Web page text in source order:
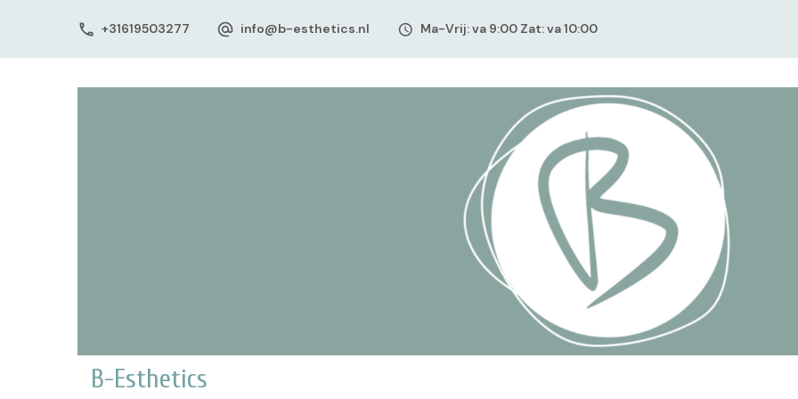
+31619503277 info@b-esthetics.nl Ma-Vrij: va 9:00 Zat: va 10:00
B-Esthetics